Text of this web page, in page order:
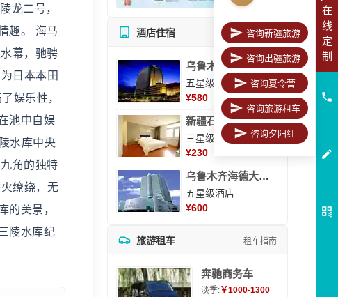
龙二号，
趣。 海马
幕，驰骋
日本本田
娱乐性，
池中自娱
水库中央
角的独特
缭绕，无
的美景，
陵水库纪
酒店住宿 所有酒店
乌鲁木齐美丽华大酒
五星级酒店
¥580
新疆石河子凯瑞酒店
三星级酒店
¥230
乌鲁木齐海德大酒店
五星级酒店
¥600
旅游租车 租车指南
奔驰商务车
淡季:￥1000-1300
在
线
定
制
咨询新疆旅游
咨询出疆旅游
咨询夏令营
咨询旅游租车
咨询夕阳红